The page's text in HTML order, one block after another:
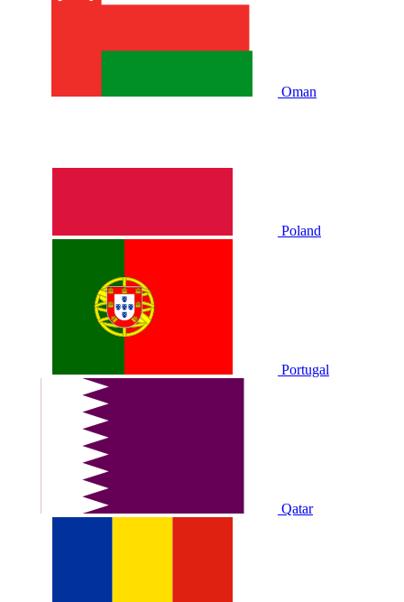
Oman
Poland
Portugal
Qatar